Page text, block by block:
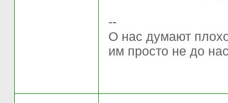
--
О нас думают
им просто не до